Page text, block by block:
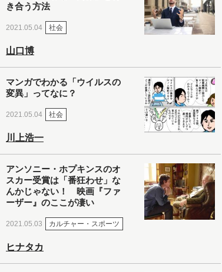
き合う方法
2021.05.04 社会
山口博
マンガでわかる「ウイルスの
変異」ってなに？
2021.05.04 社会
川上浩一
アンソニー・ホプキンスのオ
スカー受賞は「番狂わせ」な
んかじゃない！ 映画『ファ
ーザー』のここが凄い
2021.05.03 カルチャー・スポーツ
ヒナタカ